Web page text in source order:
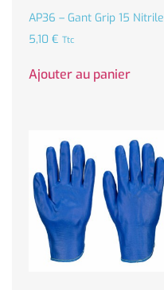
AP36 – Gant Grip 15 Nitrile
5,10 € Ttc
Ajouter au panier